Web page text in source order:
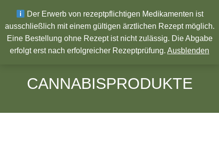
Wir wünschen ein Frohes neues Jahr!
CANNABISPRODUKTE
Der Erwerb von rezeptpflichtigen Medikamenten ist
ausschließlich mit einem gültigen ärztlichen Rezept möglich.
Eine Bestellung ohne Rezept ist nicht zulässig. Die Abgabe
erfolgt erst nach erfolgreicher Rezeptprüfung. Ausblenden